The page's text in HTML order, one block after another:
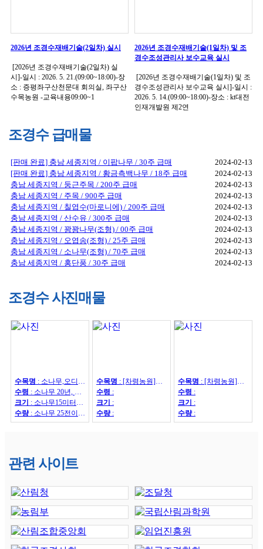
2026년 조경수재배기술(2일차) 실시
[2026년 조경수재배기술(2일차) 실
시]-일시 : 2026. 5. 21.(09:00~18:00)-장
소 : 증평좌구산천문대 회의실, 좌구산
수목농원 -교육내용09:00~1
2026년 조경수재배기술(1일차) 및 조
경수조성관리사 보수교육 실시
[2026년 조경수재배기술(1일차) 및 조
경수조성관리사 보수교육 실시]-일시 :
2026. 5. 14.(09:00~18:00)-장소 : kt대전
인재개발원 제2연
조경수 급매물
[판매 완료] 충남 세종지역 / 이팝나무 / 30주 급매
2024-02-13
[판매 완료] 충남 세종지역 / 황금측백나무 / 18주 급매
2024-02-13
충남 세종지역 / 둥근주목 / 200주 급매
2024-02-13
충남 세종지역 / 주목 / 900주 급매
2024-02-13
충남 세종지역 / 칠엽수(마로니에) / 200주 급매
2024-02-13
충남 세종지역 / 산수유 / 300주 급매
2024-02-13
충남 세종지역 / 꽝꽝나무(조형) / 00주 급매
2024-02-13
충남 세종지역 / 오엽송(조형) / 25주 급매
2024-02-13
충남 세종지역 / 소나무(조형) / 70주 급매
2024-02-13
충남 세종지역 / 홍단풍 / 30주 급매
2024-02-13
조경수 사진매물
수목명 : 소나무,오디뽕나무
수령 : 소나무 20년, 오디뽕나무7년
크기
: 소나무15미터이상
수량 : 소나무 25전이상85수, 25전이하220수, 뽕나무 42수
수목명 : [차령농원]홍단풍/칠엽수/메타세콰이어/산수유/은행나무/이팝나무/회화나무/왕벗나무/대왕참나무
수령 :
크기
:
수량 :
수목명 : [차령농원]꽝꽝나무/선주목/둥근주목/황금측백/곰솔/섬잣나무/반송/조형소나무
수령 :
크기
:
수량 :
관련 사이트